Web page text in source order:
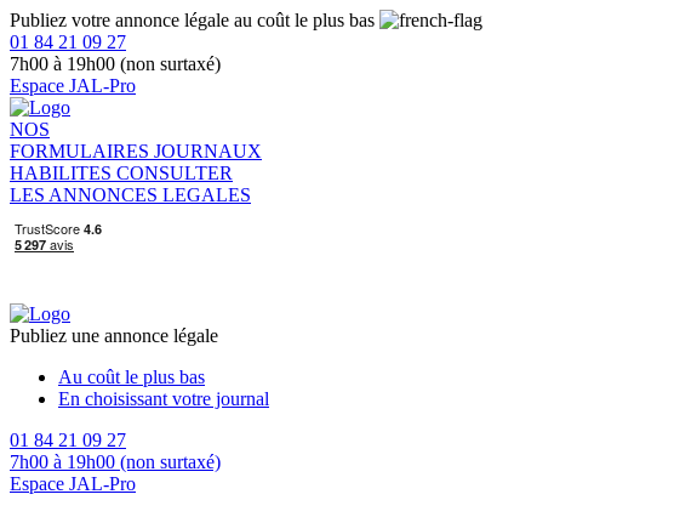
Publiez votre annonce légale au coût le plus bas
01 84 21 09 27
7h00 à 19h00 (non surtaxé)
Espace JAL-Pro
NOS
FORMULAIRES JOURNAUX
HABILITES CONSULTER
LES ANNONCES LEGALES
Publiez une annonce légale
Au coût le plus bas
En choisissant votre journal
01 84 21 09 27
7h00 à 19h00 (non surtaxé)
Espace JAL-Pro